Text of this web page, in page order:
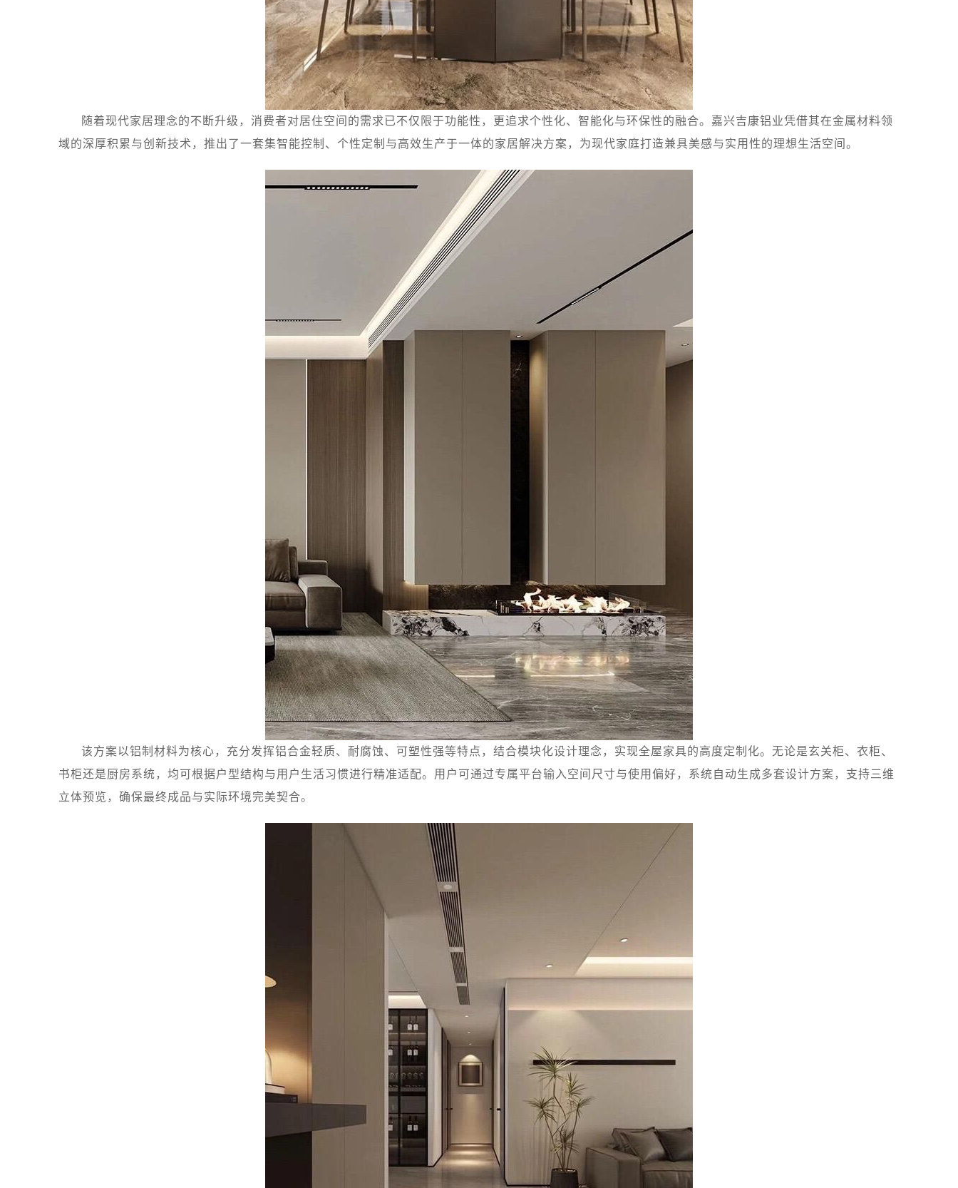
随着现代家居理念的不断升级，消费者对居住空间的需求已不仅限于功能性，更追求个性化、智能化与环保性的融合。嘉兴吉康铝业凭借其在金属材料领
域的深厚积累与创新技术，推出了一套集智能控制、个性定制与高效生产于一体的家居解决方案，为现代家庭打造兼具美感与实用性的理想生活空间。
该方案以铝制材料为核心，充分发挥铝合金轻质、耐腐蚀、可塑性强等特点，结合模块化设计理念，实现全屋家具的高度定制化。无论是玄关柜、衣柜、
书柜还是厨房系统，均可根据户型结构与用户生活习惯进行精准适配。用户可通过专属平台输入空间尺寸与使用偏好，系统自动生成多套设计方案，支持三维
立体预览，确保最终成品与实际环境完美契合。